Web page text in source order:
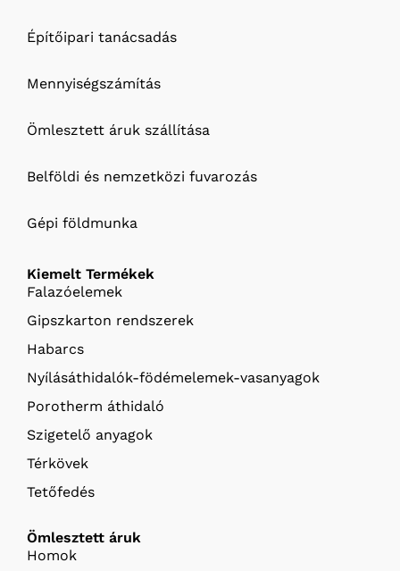
Építőipari tanácsadás
Mennyiségszámítás
Ömlesztett áruk szállítása
Belföldi és nemzetközi fuvarozás
Gépi földmunka
Kiemelt Termékek
Falazóelemek
Gipszkarton rendszerek
Habarcs
Nyílásáthidalók-födémelemek-vasanyagok
Porotherm áthidaló
Szigetelő anyagok
Térkövek
Tetőfedés
Ömlesztett áruk
Homok